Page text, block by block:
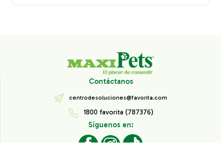
Contáctanos
centrodesoluciones@favorita.com
1800 favorita (787376)
Síguenos en: